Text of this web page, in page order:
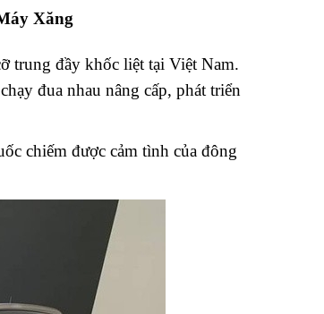
Xăng
trung đầy khốc liệt tại Việt Nam.
đua nhau nâng cấp, phát triển
chiếm được cảm tình của đông